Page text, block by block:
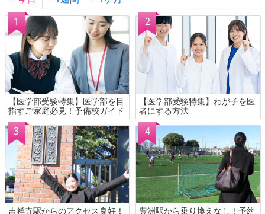
【医学部受験特集】医学部を目
指すご家庭必見！予備校ガイド
【医学部受験特集】わが子を医
者にする方法
吉祥寺駅からのアクセス良好！
豊洲駅から乗り換えなし！予約